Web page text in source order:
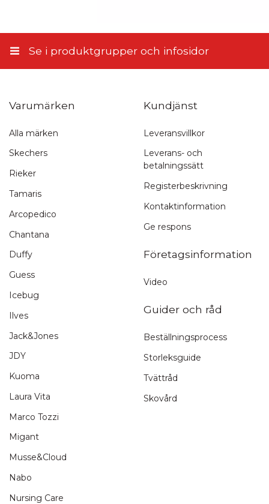
Snabb leverans
1-3 arbetsdagar
Se i produktgrupper och infosidor
Varumärken
Alla märken
Skechers
Rieker
Tamaris
Arcopedico
Chantana
Duffy
Guess
Icebug
Ilves
Jack&Jones
JDY
Kuoma
Laura Vita
Marco Tozzi
Migant
Musse&Cloud
Nabo
Nursing Care
Kundjänst
Leveransvillkor
Leverans- och
betalningssätt
Registerbeskrivning
Kontaktinformation
Ge respons
Företagsinformation
Video
Guider och råd
Beställningsprocess
Storleksguide
Tvättråd
Skovård